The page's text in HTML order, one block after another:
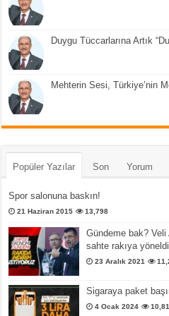
Duygu Tüccarlarına Artık
Mehterin Sesi, Türkiye’nin
Popüler Yazılar Son Yorum
Spor salonuna baskın!
21 Haziran 2015 13,798
Gündeme bak?
sahte rakıya yöneldi
23 Aralık 2021
Sigaraya paket
4 Ocak 2024